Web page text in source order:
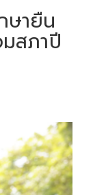
ายืน
สภาปี